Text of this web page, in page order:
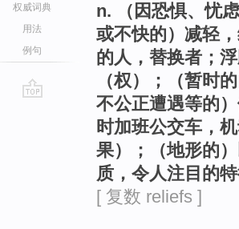
权威词典
用法
例句
n. （因恐惧、忧
或不快的）减轻
的人，替换者；
（权）；（暂时
不公正遭遇等的
时加班公交车，
果）；（地形的
质，令人注目的
[ 复数 reliefs ]